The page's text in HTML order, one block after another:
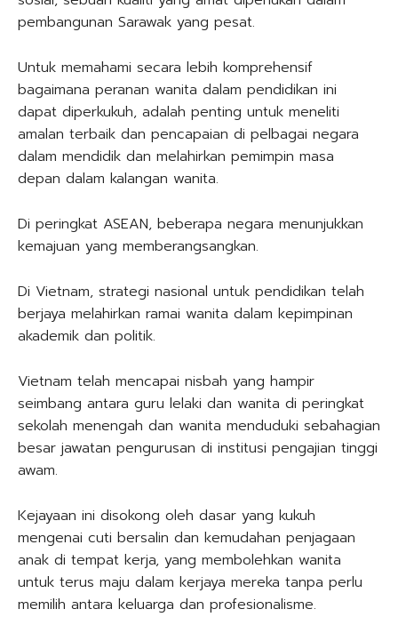
pembangunan Sarawak yang pesat.
Untuk memahami secara lebih komprehensif
bagaimana peranan wanita dalam pendidikan ini
dapat diperkukuh, adalah penting untuk meneliti
amalan terbaik dan pencapaian di pelbagai negara
dalam mendidik dan melahirkan pemimpin masa
depan dalam kalangan wanita.
Di peringkat ASEAN, beberapa negara menunjukkan
kemajuan yang memberangsangkan.
Di Vietnam, strategi nasional untuk pendidikan telah
berjaya melahirkan ramai wanita dalam kepimpinan
akademik dan politik.
Vietnam telah mencapai nisbah yang hampir
seimbang antara guru lelaki dan wanita di peringkat
sekolah menengah dan wanita menduduki sebahagian
besar jawatan pengurusan di institusi pengajian tinggi
awam.
Kejayaan ini disokong oleh dasar yang kukuh
mengenai cuti bersalin dan kemudahan penjagaan
anak di tempat kerja, yang membolehkan wanita
untuk terus maju dalam kerjaya mereka tanpa perlu
memilih antara keluarga dan profesionalisme.